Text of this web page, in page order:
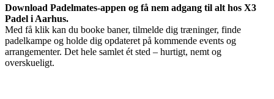
Download Padelmates-appen og få nem adgang til alt hos X3
Padel i Aarhus.
Med få klik kan du booke baner, tilmelde dig træninger, finde
padelkampe og holde dig opdateret på kommende events og
arrangementer. Det hele samlet ét sted – hurtigt, nemt og
overskueligt.